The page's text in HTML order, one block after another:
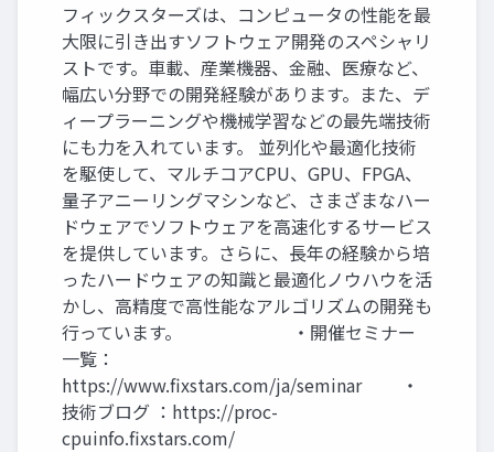
フィックスターズは、コンピュータの性能を最
大限に引き出すソフトウェア開発のスペシャリ
ストです。車載、産業機器、金融、医療など、
幅広い分野での開発経験があります。また、デ
ィープラーニングや機械学習などの最先端技術
にも力を入れています。 並列化や最適化技術
を駆使して、マルチコアCPU、GPU、FPGA、
量子アニーリングマシンなど、さまざまなハー
ドウェアでソフトウェアを高速化するサービス
を提供しています。さらに、長年の経験から培
ったハードウェアの知識と最適化ノウハウを活
かし、高精度で高性能なアルゴリズムの開発も
行っています。 ・開催セミナー
一覧：
https://www.fixstars.com/ja/seminar ・
技術ブログ ：https://proc-
cpuinfo.fixstars.com/